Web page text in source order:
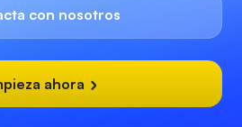
con nosotros
ahora